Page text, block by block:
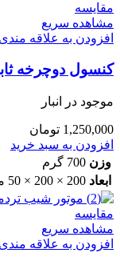
مقایسه
مشاهده سریع
افزودن به علاقه مندی
کنسول دوچرخه
موجود در انبار
1,250,000 تومان
افزودن به سبد خرید
وزن 700 گرم
ابعاد 200 × 200 × 50 میلی‌متر
مقایسه
مشاهده سریع
افزودن به علاقه مندی